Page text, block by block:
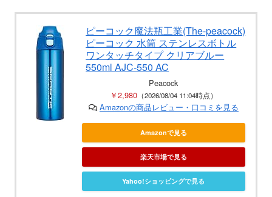
ピーコック魔法瓶工業(The-peacock)
ピーコック 水筒 ステンレスボトル
ワンタッチタイプ クリアブルー
550ml AJC-550 AC
Peacock
￥2,980（2026/08/04 11:04時点）
Amazonの商品レビュー・口コミを見る
Amazonで見る
楽天市場で見る
Yahoo!ショッピングで見る